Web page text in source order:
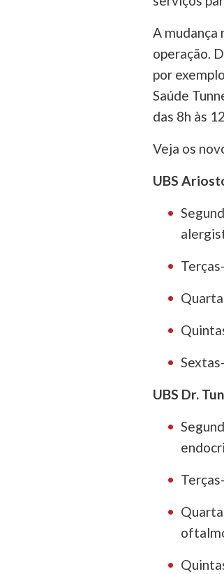
A mudança
operação.
por
Saúde
das 8h às
Veja os
UBS
UBS Dr.